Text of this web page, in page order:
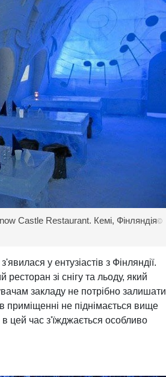
Castle Restaurant. Кемі, Фінляндія©
у ентузіастів з Фінляндії.
ресторан зі снігу та льоду, який
закладу не потрібно залишати
приміщенні не піднімається вище
цей час з'їжджається особливо